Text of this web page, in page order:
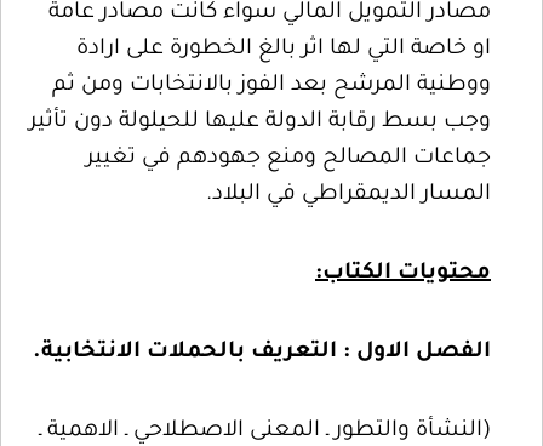
مصادر التمويل المالي سواء كانت مصادر عامة
او خاصة التي لها اثر بالغ الخطورة على ارادة
ووطنية المرشح بعد الفوز بالانتخابات ومن ثم
وجب بسط رقابة الدولة عليها للحيلولة دون تأثير
جماعات المصالح ومنع جهودهم في تغيير
المسار الديمقراطي في البلاد.
محتويات الكتاب:
الفصل الاول : التعريف بالحملات الانتخابية.
(النشأة والتطور ـ المعنى الاصطلاحي ـ الاهمية ـ